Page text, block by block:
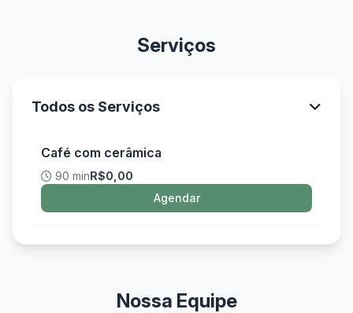
Serviços
Todos os Serviços
Café com cerâmica
90 minR$0,00
Agendar
Nossa Equipe